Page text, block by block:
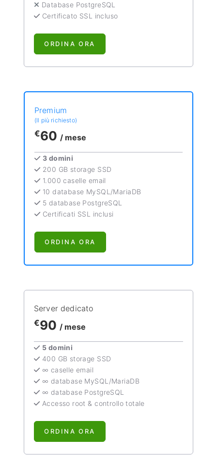
Database PostgreSQL
Certificato SSL incluso
ORDINA ORA
Premium
(Il più richiesto)
€60 / mese
3 domini
200 GB storage SSD
1.000 caselle email
10 database MySQL/MariaDB
5 database PostgreSQL
Certificati SSL inclusi
ORDINA ORA
Server dedicato
€90 / mese
5 domini
400 GB storage SSD
∞ caselle email
∞ database MySQL/MariaDB
∞ database PostgreSQL
Accesso root & controllo totale
ORDINA ORA